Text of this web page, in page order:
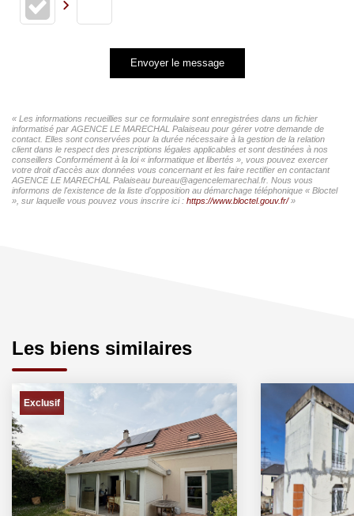
Envoyer le message
« Les informations recueillies sur ce formulaire sont enregistrées dans un fichier
informatisé par AGENCE LE MARECHAL Palaiseau pour gérer votre demande de
contact. Elles sont conservées pour la durée nécessaire à la gestion de la relation
client dans le respect des prescriptions légales applicables et sont destinées à nos
conseillers Conformément à la loi « informatique et libertés », vous pouvez exercer
votre droit d'accès aux données vous concernant et les faire rectifier en contactant
AGENCE LE MARECHAL Palaiseau bureau@agencelemarechal.fr. Nous vous
informons de l'existence de la liste d'opposition au démarchage téléphonique « Bloctel
», sur laquelle vous pouvez vous inscrire ici : https://www.bloctel.gouv.fr/»
Les biens similaires
Exclusif